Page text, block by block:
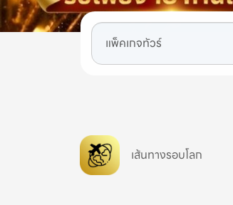
เส้นทางรอบโลก